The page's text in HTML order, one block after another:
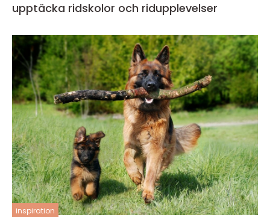
upptäcka ridskolor och ridupplevelser
inspiration